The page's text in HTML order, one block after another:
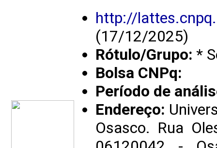
http://
(17/12/2025)
Rótulo/Grupo: *
Bolsa CNPq:
Período de
Endereço:
Osasco. Rua